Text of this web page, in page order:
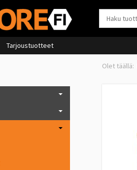
Tarjoustuotteet